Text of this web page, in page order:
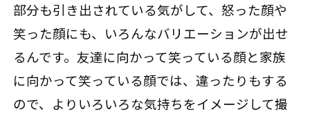
部分も引き出されている気がして、怒った顔や
笑った顔にも、いろんなバリエーションが出せ
るんです。友達に向かって笑っている顔と家族
に向かって笑っている顔では、違ったりもする
ので、よりいろいろな気持ちをイメージして撮